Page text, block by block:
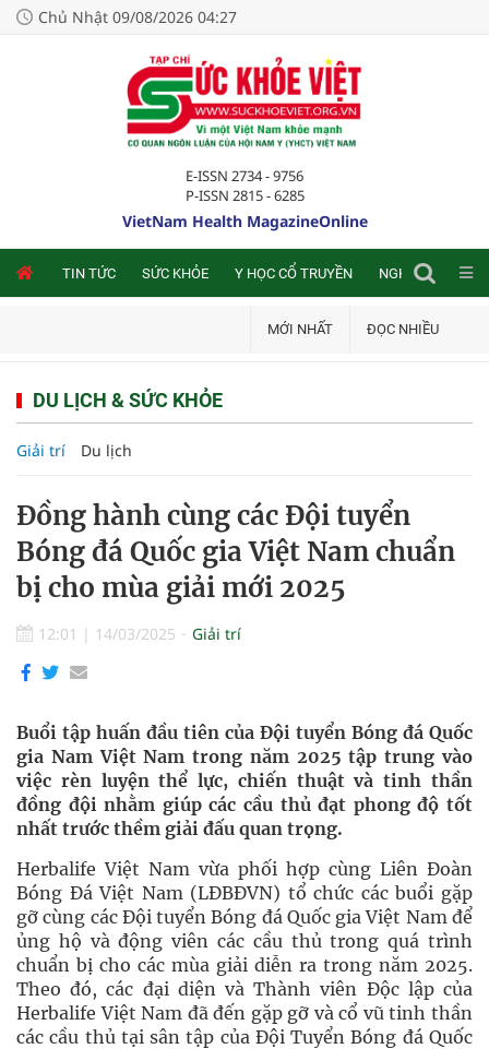
Chủ Nhật 09/08/2026 04:27
E-ISSN 2734 - 9756
P-ISSN 2815 - 6285
VietNam Health MagazineOnline
TIN TỨC SỨC KHỎE Y HỌC CỔ TRUYỀN NGHIÊN CỨU
MỚI NHẤT ĐỌC NHIỀU
DU LỊCH & SỨC KHỎE
Giải trí Du lịch
Đồng hành cùng các Đội tuyển
Bóng đá Quốc gia Việt Nam chuẩn
bị cho mùa giải mới 2025
12:01 | 14/03/2025 Giải trí
Buổi tập huấn đầu tiên của Đội tuyển Bóng đá Quốc
gia Nam Việt Nam trong năm 2025 tập trung vào
việc rèn luyện thể lực, chiến thuật và tinh thần
đồng đội nhằm giúp các cầu thủ đạt phong độ tốt
nhất trước thềm giải đấu quan trọng.
Herbalife Việt Nam vừa phối hợp cùng Liên Đoàn
Bóng Đá Việt Nam (LĐBĐVN) tổ chức các buổi gặp
gỡ cùng các Đội tuyển Bóng đá Quốc gia Việt Nam để
ủng hộ và động viên các cầu thủ trong quá trình
chuẩn bị cho các mùa giải diễn ra trong năm 2025.
Theo đó, các đại diện và Thành viên Độc lập của
Herbalife Việt Nam đã đến gặp gỡ và cổ vũ tinh thần
các cầu thủ tại sân tập của Đội Tuyển Bóng đá Quốc